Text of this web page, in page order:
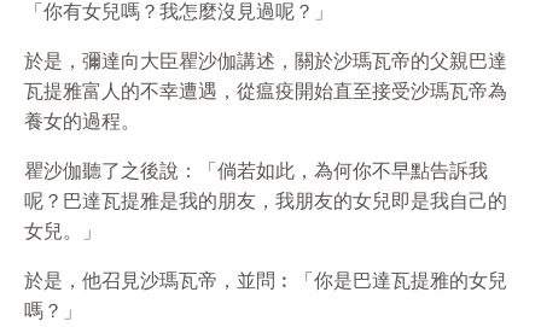
「你有女兒嗎？我怎麼沒見過呢？」
於是，彌達向大臣瞿沙伽講述，關於沙瑪瓦帝的父親巴達
瓦提雅富人的不幸遭遇，從瘟疫開始直至接受沙瑪瓦帝為
養女的過程。
瞿沙伽聽了之後說：「倘若如此，為何你不早點告訴我
呢？巴達瓦提雅是我的朋友，我朋友的女兒即是我自己的
女兒。」
於是，他召見沙瑪瓦帝，並問︰「你是巴達瓦提雅的女兒
嗎？」